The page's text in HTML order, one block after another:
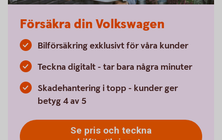
Försäkra din Volkswagen
Bilförsäkring exklusivt för våra kunder
Teckna digitalt - tar bara några minuter
Skadehantering i topp - kunder ger
betyg 4 av 5
Se pris och teckna